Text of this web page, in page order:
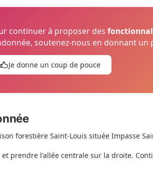
continuer à proposer des
soutenez-nous en donnant un
Je donne un coup de pouce
forestière Saint-Louis située Impasse
prendre l'allée centrale sur la droite.